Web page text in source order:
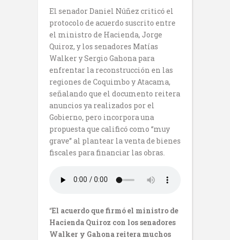
El senador Daniel Núñez criticó el
protocolo de acuerdo suscrito entre
el ministro de Hacienda, Jorge
Quiroz, y los senadores Matías
Walker y Sergio Gahona para
enfrentar la reconstrucción en las
regiones de Coquimbo y Atacama,
señalando que el documento reitera
anuncios ya realizados por el
Gobierno, pero incorpora una
propuesta que calificó como “muy
grave” al plantear la venta de bienes
fiscales para financiar las obras.
“El acuerdo que firmó el ministro de
Hacienda Quiroz con los senadores
Walker y Gahona reitera muchos